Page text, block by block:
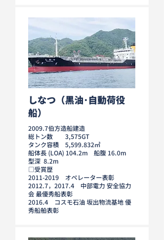
しなつ（黒油･自動荷役
船）
2009.7伯方造船建造
総トン数 3,575GT
タンク容積 5,599.832㎥
船体長 (LOA) 104.2m 船腹 16.0m
型深 8.2m
□受賞歴
2011-2019 オペレーター表彰
2012.7，2017.4 中部電力 安全協力
会 最優秀船表彰
2016.4 コスモ石油 坂出物流基地 優
秀船舶表彰